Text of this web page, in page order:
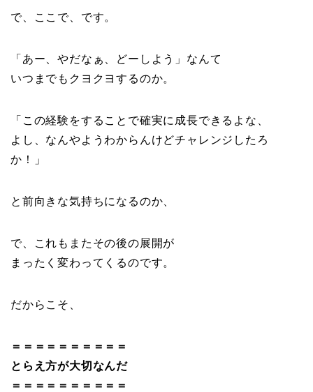
で、ここで、です。
「あー、やだなぁ、どーしよう」なんて
いつまでもクヨクヨするのか。
「この経験をすることで確実に成長できるよな、
よし、なんやようわからんけどチャレンジしたろ
か！」
と前向きな気持ちになるのか、
で、これもまたその後の展開が
まったく変わってくるのです。
だからこそ、
＝＝＝＝＝＝＝＝＝＝
とらえ方が大切なんだ
＝＝＝＝＝＝＝＝＝＝